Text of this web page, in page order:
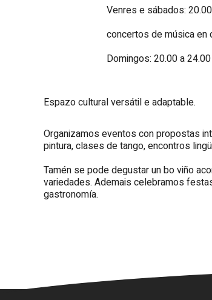
Venres e sábados:
concertos de música en
Domingos: 20.00 a
Espazo cultural versátil e adaptable.
Organizamos eventos con propostas
pintura, clases de tango, encontros
Tamén se pode degustar un bo viño
variedades. Ademais celebramos
gastronomía.